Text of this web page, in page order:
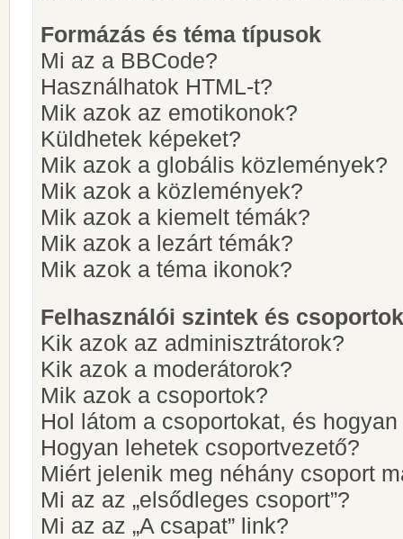
Formázás és téma típusok
Mi az a BBCode?
Használhatok HTML-t?
Mik azok az emotikonok?
Küldhetek képeket?
Mik azok a globális közlemények?
Mik azok a közlemények?
Mik azok a kiemelt témák?
Mik azok a lezárt témák?
Mik azok a téma ikonok?
Felhasználói szintek és csoportok
Kik azok az adminisztrátorok?
Kik azok a moderátorok?
Mik azok a csoportok?
Hol látom a csoportokat, és
Hogyan lehetek csoportvezető?
Miért jelenik meg néhány csoport
Mi az az „elsődleges csoport”?
Mi az az „A csapat” link?